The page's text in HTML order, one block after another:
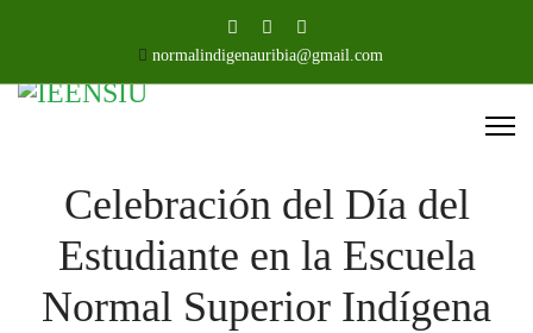
normalindigenauribia@gmail.com
Celebración del Día del
Estudiante en la Escuela
Normal Superior Indígena